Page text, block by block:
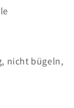
nicht bügeln,